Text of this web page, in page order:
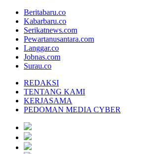
Beritabaru.co
Kabarbaru.co
Serikatnews.com
Pewartanusantara.com
Langgar.co
Jobnas.com
Surau.co
REDAKSI
TENTANG KAMI
KERJASAMA
PEDOMAN MEDIA CYBER